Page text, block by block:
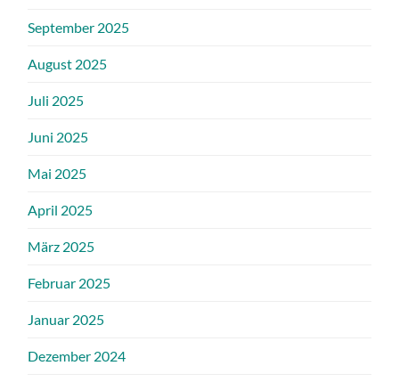
September 2025
August 2025
Juli 2025
Juni 2025
Mai 2025
April 2025
März 2025
Februar 2025
Januar 2025
Dezember 2024